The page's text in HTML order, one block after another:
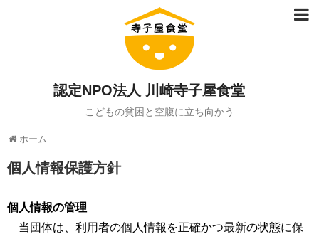
認定NPO法人 川崎寺子屋食堂
こどもの貧困と空腹に立ち向かう
ホーム
個人情報保護方針
個人情報の管理
当団体は、利用者の個人情報を正確かつ最新の状態に保